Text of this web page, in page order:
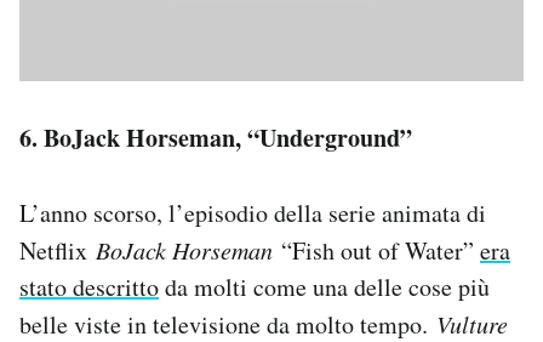
6. BoJack Horseman, “Underground”
L’anno scorso, l’episodio della serie animata di
Netflix BoJack Horseman “Fish out of Water” era
stato descrittoda molti come una delle cose più
belle viste in televisione da molto tempo. Vulture